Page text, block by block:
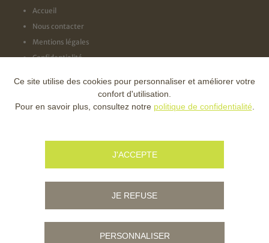
Accueil
Nous contacter
Mentions légales
Confidentialité
NOS LABELS
Ce site utilise des cookies pour personnaliser et améliorer votre
confort d'utilisation.
Pour en savoir plus, consultez notre politique de confidentialité
J'ACCEPTE
JE REFUSE
PERSONNALISER